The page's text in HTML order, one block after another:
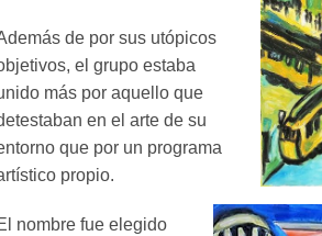
de por sus utópicos
el grupo estaba
más por aquello que
en el arte de su
que por un programa
propio.
nombre fue elegido